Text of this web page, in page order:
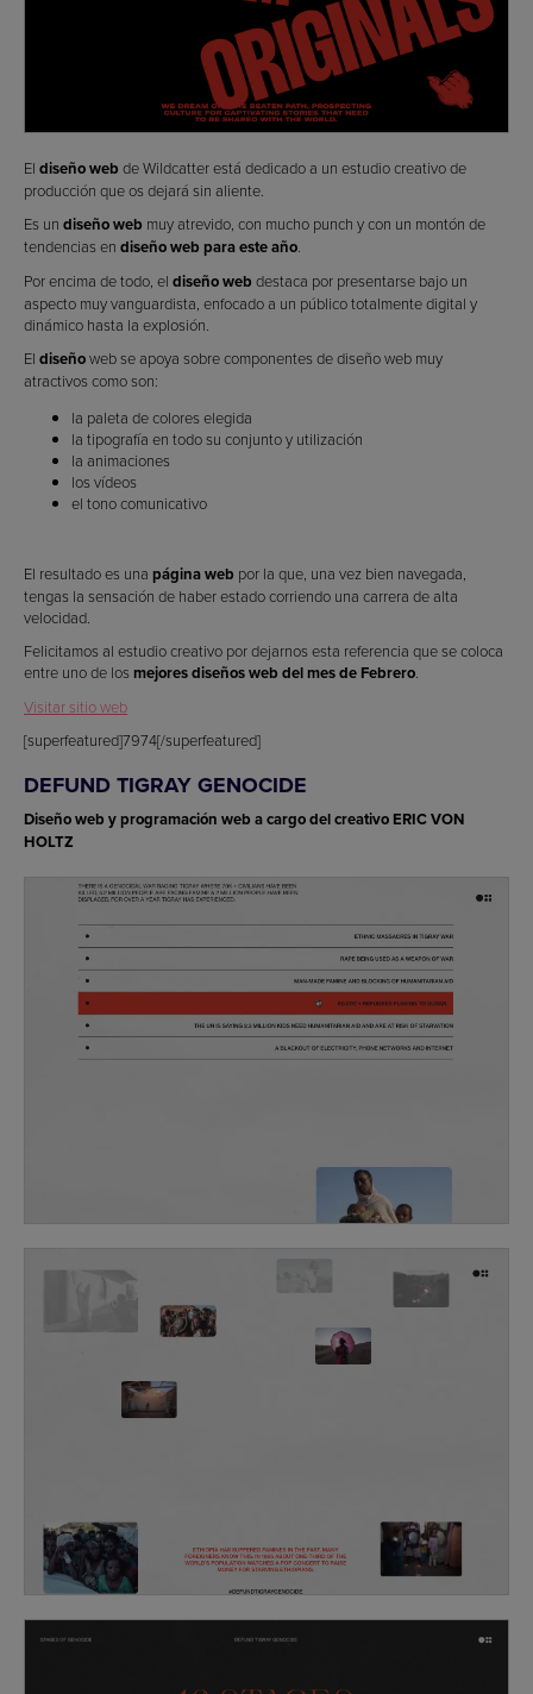
El diseño web de Wildcatter está dedicado a un estudio creativo de
producción que os dejará sin aliente.
Es un diseño web muy atrevido, con mucho punch y con un montón de
tendencias en diseño web para este año.
Por encima de todo, el diseño web destaca por presentarse bajo un
aspecto muy vanguardista, enfocado a un público totalmente digital y
dinámico hasta la explosión.
El diseñoweb se apoya sobre componentes de diseño web muy
atractivos como son:
la paleta de colores elegida
la tipografía en todo su conjunto y utilización
la animaciones
los vídeos
el tono comunicativo
El resultado es una página web por la que, una vez bien navegada,
tengas la sensación de haber estado corriendo una carrera de alta
velocidad.
Felicitamos al estudio creativo por dejarnos esta referencia que se coloca
entre uno de los mejores diseños web del mes de Febrero.
Visitar sitio web
[superfeatured]7974[/superfeatured]
DEFUND TIGRAY GENOCIDE
Diseño web y programación web a cargo del creativo ERIC VON
HOLTZ